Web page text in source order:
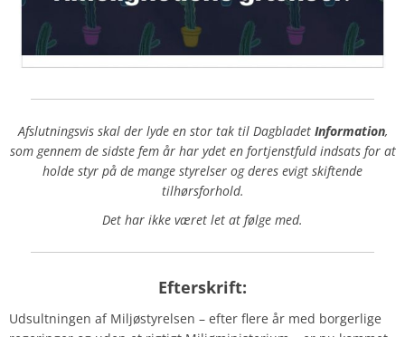
Afslutningsvis skal der lyde en stor tak til Dagbladet Information,
som gennem de sidste fem år har ydet en fortjenstfuld indsats for at
holde styr på de mange styrelser og deres evigt skiftende
tilhørsforhold.
Det har ikke været let at følge med.
Efterskrift:
Udsultningen af Miljøstyrelsen – efter flere år med borgerlige